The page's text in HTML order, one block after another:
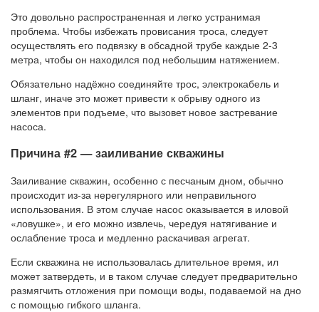
Это довольно распространенная и легко устранимая
проблема. Чтобы избежать провисания троса, следует
осуществлять его подвязку в обсадной трубе каждые 2-3
метра, чтобы он находился под небольшим натяжением.
Обязательно надёжно соединяйте трос, электрокабель и
шланг, иначе это может привести к обрыву одного из
элементов при подъеме, что вызовет новое застревание
насоса.
Причина #2 — заиливание скважины
Заиливание скважин, особенно с песчаным дном, обычно
происходит из-за нерегулярного или неправильного
использования. В этом случае насос оказывается в иловой
«ловушке», и его можно извлечь, чередуя натягивание и
ослабление троса и медленно раскачивая агрегат.
Если скважина не использовалась длительное время, ил
может затвердеть, и в таком случае следует предварительно
размягчить отложения при помощи воды, подаваемой на дно
с помощью гибкого шланга.